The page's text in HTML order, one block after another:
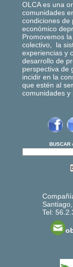
OLCA es una
comunidades
condiciones de
económico
Promovemos
colectivo, la
experiencias y
desarrollo de
perspectiva de
incidir en la
que estén al
comunidades y
BUSCAR
Tel: